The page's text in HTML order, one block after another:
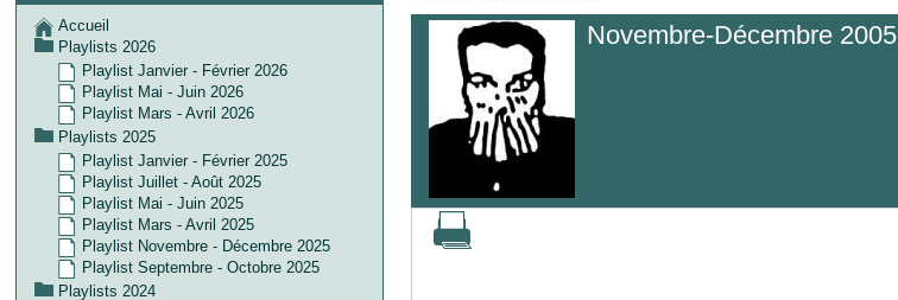
Novembre-Décembre 2005
Accueil
Playlists 2026
Playlist Janvier - Février 2026
Playlist Mai - Juin 2026
Playlist Mars - Avril 2026
Playlists 2025
Playlist Janvier - Février 2025
Playlist Juillet - Août 2025
Playlist Mai - Juin 2025
Playlist Mars - Avril 2025
Playlist Novembre - Décembre 2025
Playlist Septembre - Octobre 2025
Playlists 2024